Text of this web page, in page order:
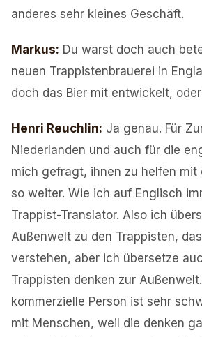
anderes sehr kleines Geschäft.
Markus: Du warst doch auch
neuen Trappistenbrauerei in
doch das Bier mit entwickelt,
Henri Reuchlin: Ja genau. Für
Niederlanden und auch für die
mich gefragt, ihnen zu helfen mit
so weiter. Wie ich auf Englisch
Trappist-Translator. Also ich
Außenwelt zu den Trappisten,
verstehen, aber ich übersetze
Trappisten denken zur
kommerzielle Person ist sehr
mit Menschen, weil die denken